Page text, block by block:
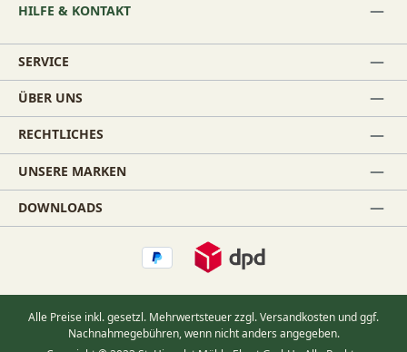
HILFE & KONTAKT
SERVICE
ÜBER UNS
RECHTLICHES
UNSERE MARKEN
DOWNLOADS
Alle Preise inkl. gesetzl. Mehrwertsteuer zzgl.Versandkosten und ggf.
Nachnahmegebühren, wenn nicht anders angegeben.